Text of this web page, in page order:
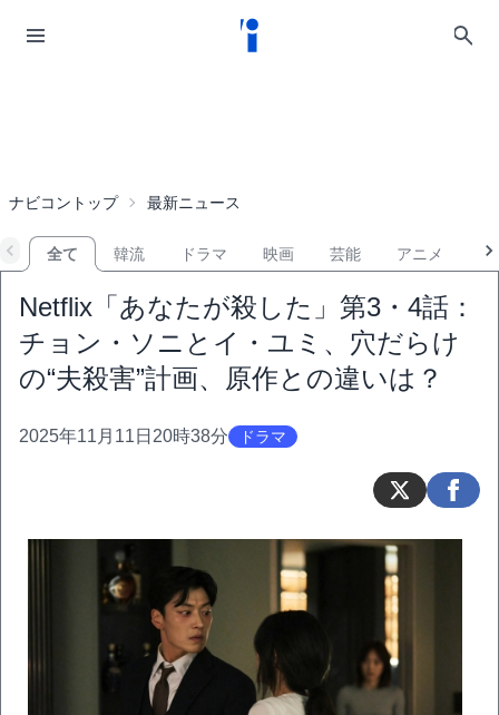
ナビコントップ 最新ニュース
全て 韓流 ドラマ 映画 芸能 アニメ
Netflix「あなたが殺した」第3・4話：
チョン・ソニとイ・ユミ、穴だらけ
の“夫殺害”計画、原作との違いは？
2025年11月11日20時38分 ドラマ